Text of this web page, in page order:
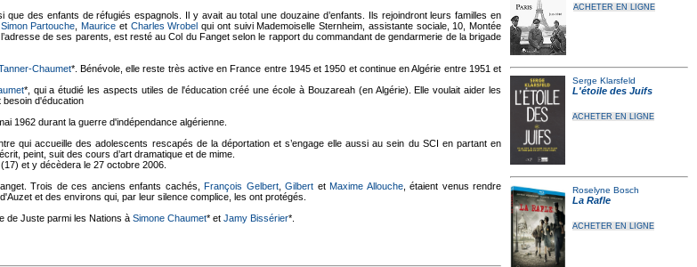
ACHETER EN LIGNE
Serge Klarsfeld
L'étoile des Juifs
ACHETER EN LIGNE
Roselyne Bosch
La Rafle
ACHETER EN LIGNE
que des enfants de réfugiés espagnols. Il y avait au total une douzaine d’enfants. Ils rejoindront leurs familles en
Simon Partouche ,Maurice et Charles Wrobel qui ont suivi Mademoiselle Sternheim, assistante sociale, 10, Montée
de ses parents, est resté au Col du Fanget selon le rapport du commandant de gendarmerie de la brigade
Chaumet*. Bénévole, elle reste très active en France entre 1945 et 1950 et continue en Algérie entre 1951 et
*, qui a étudié les aspects utiles de l'éducation créé une école à Bouzareah (en Algérie). Elle voulait aider les
d'éducation
1962 durant la guerre d'indépendance algérienne.
qui accueille des adolescents rescapés de la déportation et s’engage elle aussi au sein du SCI en partant en
peint, suit des cours d’art dramatique et de mime.
et y décèdera le 27 octobre 2006.
Trois de ces anciens enfants cachés,François Gelbert,Gilbert etMaxime Allouche, étaient venus rendre
et des environs qui, par leur silence complice, les ont protégés.
de Juste parmi les Nations à Simone Chaumet* et Jamy Bissérier*.